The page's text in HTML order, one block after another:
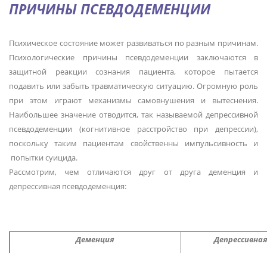
ПРИЧИНЫ ПСЕВДОДЕМЕНЦИИ
Психическое состояние может развиваться по разным причинам.
Психологические причины псевдодеменции заключаются в
защитной реакции сознания пациента, которое пытается
подавить или забыть травматическую ситуацию. Огромную роль
при этом играют механизмы самовнушения и вытеснения.
Наибольшее значение отводится, так называемой депрессивной
псевдодеменции (когнитивное расстройство при депрессии),
поскольку таким пациентам свойственны импульсивность и
попытки суицида.
Рассмотрим, чем отличаются друг от друга деменция и
депрессивная псевдодеменция:
Деменция